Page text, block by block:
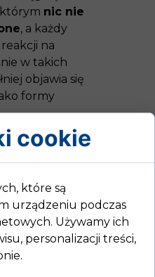
nic nie
, a każdy
na
w takich
objawia się
formy
dźwięku
się wszyscy
lutnia
fortepian
cookie
które są
urządzeniu podczas
Używamy ich
personalizacji treści,